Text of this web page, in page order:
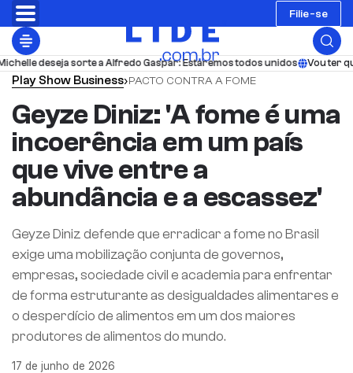
Filie-se
deseja sorte a Alfredo Gaspar: Estaremos todos unidos Vou ter
Play Show Business›PACTO CONTRA A FOME
Geyze Diniz: 'A fome é uma
incoerência em um país
que vive entre a
abundância e a escassez'
Geyze Diniz defende que erradicar a fome no Brasil
exige uma mobilização conjunta de governos,
empresas, sociedade civil e academia para enfrentar
de forma estruturante as desigualdades alimentares e
o desperdício de alimentos em um dos maiores
produtores de alimentos do mundo.
17 de junho de 2026